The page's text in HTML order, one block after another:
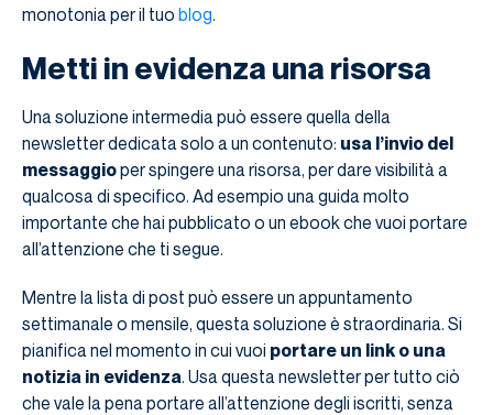
monotonia per il tuo blog.
Metti in evidenza una risorsa
Una soluzione intermedia può essere quella della
newsletter dedicata solo a un contenuto: usa l’invio del
messaggioper spingere una risorsa, per dare visibilità a
qualcosa di specifico. Ad esempio una guida molto
importante che hai pubblicato o un ebook che vuoi portare
all’attenzione che ti segue.
Mentre la lista di post può essere un appuntamento
settimanale o mensile, questa soluzione è straordinaria. Si
pianifica nel momento in cui vuoi portare un link o una
notizia in evidenza. Usa questa newsletter per tutto ciò
che vale la pena portare all’attenzione degli iscritti, senza